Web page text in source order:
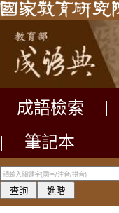
成語檢索
|
筆記本